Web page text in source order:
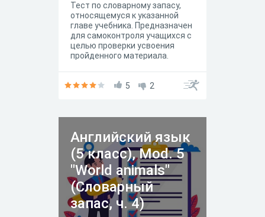
Тест по словарному запасу,
относящемуся к указанной
главе учебника. Предназначен
для самоконтроля учащихся с
целью проверки усвоения
пройденного материала.
5 2
Английский язык
(5 класс), Mod. 5
"World animals"
(Словарный
запас, ч. 4)